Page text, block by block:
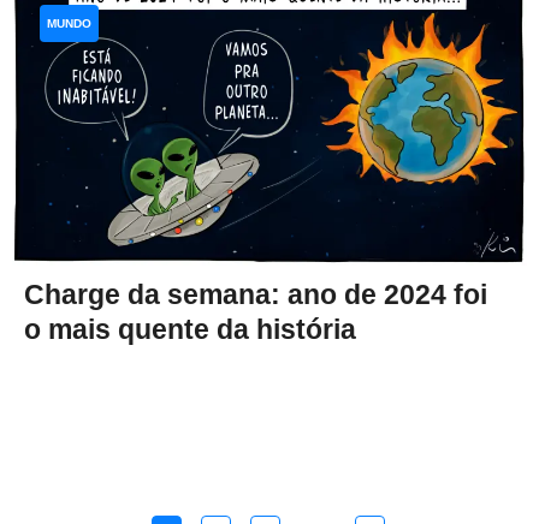
Charge da semana: ano de 2024 foi
o mais quente da história
MUNDO